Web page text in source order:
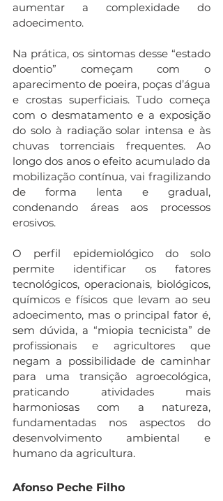
aumentar a complexidade do
adoecimento.
Na prática, os sintomas desse “estado
doentio” começam com o
aparecimento de poeira, poças d’água
e crostas superficiais. Tudo começa
com o desmatamento e a exposição
do solo à radiação solar intensa e às
chuvas torrenciais frequentes. Ao
longo dos anos o efeito acumulado da
mobilização contínua, vai fragilizando
de forma lenta e gradual,
condenando áreas aos processos
erosivos.
O perfil epidemiológico do solo
permite identificar os fatores
tecnológicos, operacionais, biológicos,
químicos e físicos que levam ao seu
adoecimento, mas o principal fator é,
sem dúvida, a “miopia tecnicista” de
profissionais e agricultores que
negam a possibilidade de caminhar
para uma transição agroecológica,
praticando atividades mais
harmoniosas com a natureza,
fundamentadas nos aspectos do
desenvolvimento ambiental e
humano da agricultura.
Afonso Peche Filho